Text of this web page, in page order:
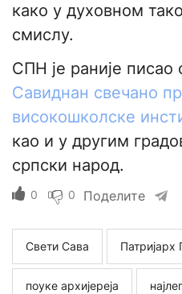
како у духовном
смислу.
СПН је раније писао
Савиднан свечано
високошколске
као и у другим
српски народ.
0 0 Поделите
Свети Сава Патријарх
поуке архијереја